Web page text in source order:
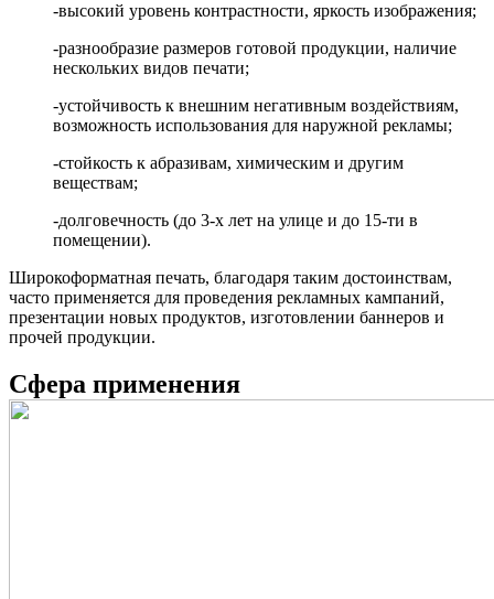
-высокий уровень контрастности, яркость изображения;
-разнообразие размеров готовой продукции, наличие
нескольких видов печати;
-устойчивость к внешним негативным воздействиям,
возможность использования для наружной рекламы;
-стойкость к абразивам, химическим и другим
веществам;
-долговечность (до 3-х лет на улице и до 15-ти в
помещении).
Широкоформатная печать, благодаря таким достоинствам,
часто применяется для проведения рекламных кампаний,
презентации новых продуктов, изготовлении баннеров и
прочей продукции.
Сфера применения